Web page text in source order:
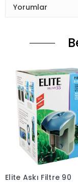
Yorumlar
Elite Askı Filtre 90